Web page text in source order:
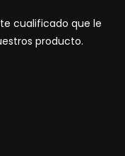
cualificado que le
producto.